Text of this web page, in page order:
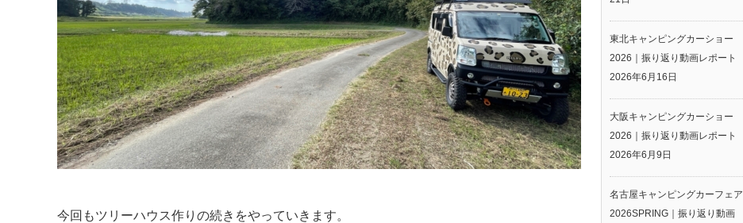
今回もツリーハウス作りの続きをやっていきます。
東北キャンピングカーショー
2026｜振り返り動画レポート
2026年6月16日
大阪キャンピングカーショー
2026｜振り返り動画レポート
2026年6月9日
名古屋キャンピングカーフェア
2026SPRING｜振り返り動画